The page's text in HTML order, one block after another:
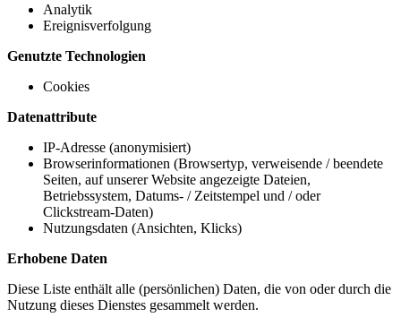
Analytik
Ereignisverfolgung
Genutzte Technologien
Cookies
Datenattribute
IP-Adresse (anonymisiert)
Browserinformationen (Browsertyp, verweisende / beendete
Seiten, auf unserer Website angezeigte Dateien,
Betriebssystem, Datums- / Zeitstempel und / oder
Clickstream-Daten)
Nutzungsdaten (Ansichten, Klicks)
Erhobene Daten
Diese Liste enthält alle (persönlichen) Daten, die von oder durch die
Nutzung dieses Dienstes gesammelt werden.